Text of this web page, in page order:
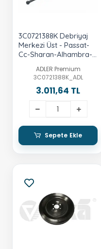
3C0721388K Debriyaj
Merkezi Üst - Passat-
Cc-Sharan-Alhambra-
ADLER Premium
3C0721388K_ADL
3.011,64 TL
Sepete Ekle